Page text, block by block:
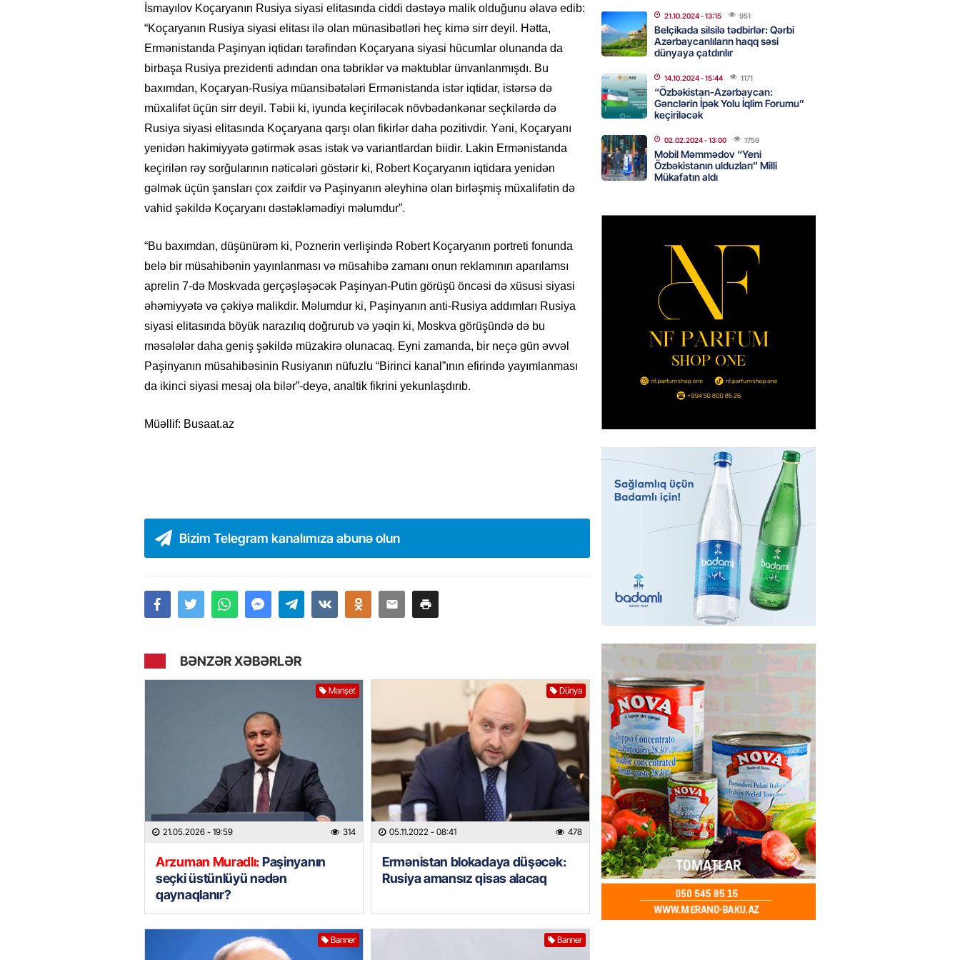
İsmayılov Koçaryanın Rusiya siyasi elitasında ciddi dəstəyə malik olduğunu əlavə edib:
“Koçaryanın Rusiya siyasi elitası ilə olan münasibətləri heç kimə sirr deyil. Hətta,
Ermənistanda Paşinyan iqtidarı tərəfindən Koçaryana siyasi hücumlar olunanda da
birbaşa Rusiya prezidenti adından ona təbriklər və məktublar ünvanlanmışdı. Bu
baxımdan, Koçaryan-Rusiya müansibətələri Ermənistanda istər iqtidar, istərsə də
müxalifət üçün sirr deyil. Təbii ki, iyunda keçiriləcək növbədənkənar seçkilərdə də
Rusiya siyasi elitasında Koçaryana qarşı olan fikirlər daha pozitivdir. Yəni, Koçaryanı
yenidən hakimiyyətə gətirmək əsas istək və variantlardan biidir. Lakin Ermənistanda
keçirilən rəy sorğularının nəticələri göstərir ki, Robert Koçaryanın iqtidara yenidən
gəlmək üçün şansları çox zəifdir və Paşinyanın əleyhinə olan birləşmiş müxalifətin də
vahid şəkildə Koçaryanı dəstəkləmədiyi məlumdur”.
“Bu baxımdan, düşünürəm ki, Poznerin verlişində Robert Koçaryanın portreti fonunda
belə bir müsahibənin yayınlanması və müsahibə zamanı onun reklamının aparılamsı
aprelin 7-də Moskvada gerçəşləşəcək Paşinyan-Putin görüşü öncəsi də xüsusi siyasi
əhəmiyyətə və çəkiyə malikdir. Məlumdur ki, Paşinyanın anti-Rusiya addımları Rusiya
siyasi elitasında böyük narazılıq doğrurub və yəqin ki, Moskva görüşündə də bu
məsələlər daha geniş şəkildə müzakirə olunacaq. Eyni zamanda, bir neçə gün əvvəl
Paşinyanın müsahibəsinin Rusiyanın nüfuzlu “Birinci kanal”ının efirində yayımlanması
da ikinci siyasi mesaj ola bilər”-deyə, analtik fikrini yekunlaşdırıb.
Müəllif: Busaat.az
Bizim Telegram kanalımıza abunə olun
BƏNZƏR XƏBƏRLƏR
Manşet
21.05.2026 - 19:59 314
Arzuman Muradlı:Paşinyanın
seçki üstünlüyü nədən
qaynaqlanır?
Dünya
05.11.2022 - 08:41 478
Ermənistan blokadaya düşəcək:
Rusiya amansız qisas alacaq
Banner Banner
Azərbaycanda sabah 39 dərəcə isti
olacaq
07.08.2026- 14:30
REKLAM
Birbank Biznes-dən mikro biznes
kreditinə 5%-dək endirim
07.08.2026- 14:28
HADISƏ
- 14:15
Kartdan karta istədiyiniz qədər
köçürmə edə bilərsiniz – VİDEO
07.08.2026- 14:00
Mişustin avtomobildə Paşinyana nə
Prezidentdən Abel Məhərrəmovun oğlu
ilə bağlı SƏRƏNCAM
91
Prezidentdən Xəzər Fərhadov ilə bağlı
SƏRƏNCAM
07.08.2026- 13:15 70
Azərbaycanda Media və Yayım Şurası
yaradıldı
07.08.2026- 13:00
GÜNDƏM
Aytən Abdullayevaya yüksək vəzifə
verildi
07.08.2026- 12:45 89
GÜNDƏM
Paşinyan İssık-Kul gölündən gəzinti
videosunu paylaşıb
07.08.2026- 12:30 67
Sabunçu rayonunda 70 min manat
21.10.2024- 13:15 951
Belçikada silsilə tədbirlər: Qərbi
Azərbaycanlıların haqq səsi
dünyaya çatdırılır
14.10.2024- 15:44 1171
“Özbəkistan-Azərbaycan:
Gənclərin İpək Yolu İqlim Forumu”
keçiriləcək
02.02.2024- 13:00 1759
Mobil Məmmədov “Yeni
Özbəkistanın ulduzları” Milli
Mükafatın aldı